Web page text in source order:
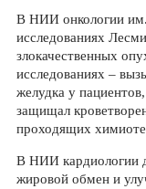
В НИИ онкологии
исследованиях
злокачественных
исследованиях –
желудка у
защищал
проходящих
В НИИ кардиологии
жировой обмен и